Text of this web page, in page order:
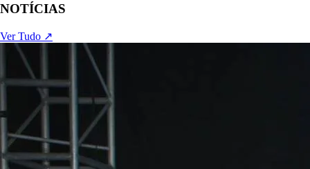
NOTÍCIAS
Ver Tudo ↗